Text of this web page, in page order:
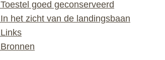
Toestel goed geconserveerd
In het zicht van de landingsbaan
Links
Bronnen